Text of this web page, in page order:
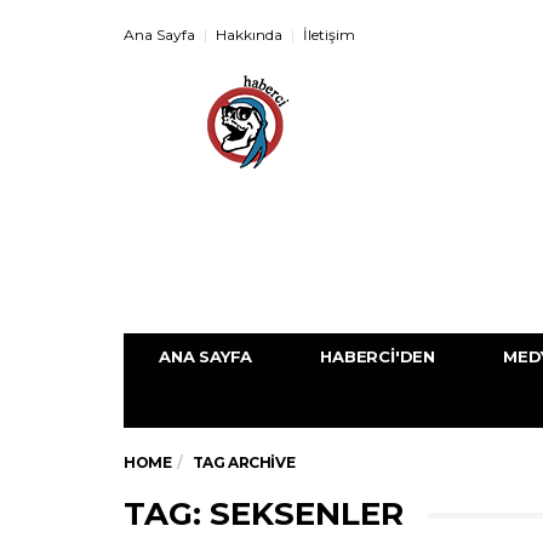
Ana Sayfa Hakkında İletişim
ANA SAYFA HABERCI'DEN
HOME TAG ARCHIVE
TAG: SEKSENLER